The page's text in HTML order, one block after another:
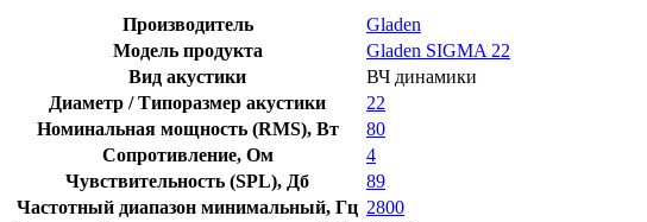
Производитель
Gladen
Модель продукта
Gladen SIGMA 22
Вид акустики
ВЧ динамики
Диаметр / Типоразмер акустики
22
Номинальная мощность (RMS), Вт
80
Сопротивление, Ом
4
Чувствительность (SPL), Дб
89
Частотный диапазон минимальный, Гц 2800